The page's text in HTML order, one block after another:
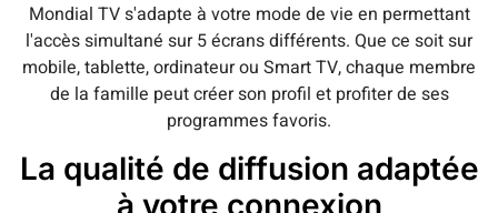
Mondial TV s'adapte à votre mode de vie en permettant
l'accès simultané sur 5 écrans différents. Que ce soit sur
mobile, tablette, ordinateur ou Smart TV, chaque membre
de la famille peut créer son profil et profiter de ses
programmes favoris.
La qualité de diffusion adaptée
à votre connexion